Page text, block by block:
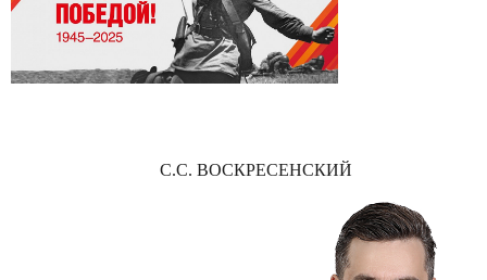
С.С. ВОСКРЕСЕНСКИЙ